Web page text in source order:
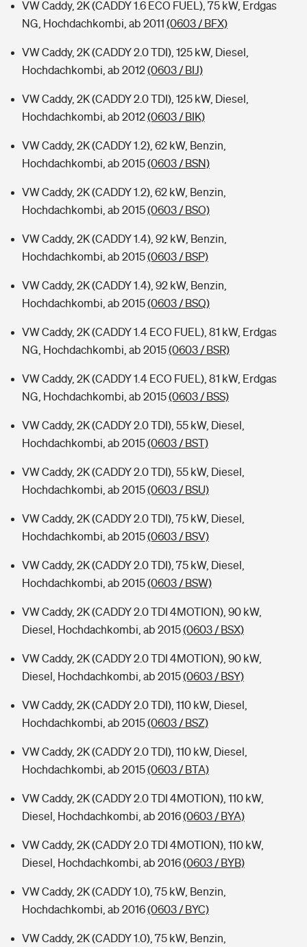
VW Caddy, 2K (CADDY 1.6 ECO FUEL), 75 kW, Erdgas
NG, Hochdachkombi, ab 2011 (0603 / BFX)
VW Caddy, 2K (CADDY 2.0 TDI), 125 kW, Diesel,
Hochdachkombi, ab 2012(0603 / BIJ)
VW Caddy, 2K (CADDY 2.0 TDI), 125 kW, Diesel,
Hochdachkombi, ab 2012(0603 / BIK)
VW Caddy, 2K (CADDY 1.2), 62 kW, Benzin,
Hochdachkombi, ab 2015(0603 / BSN)
VW Caddy, 2K (CADDY 1.2), 62 kW, Benzin,
Hochdachkombi, ab 2015(0603 / BSO)
VW Caddy, 2K (CADDY 1.4), 92 kW, Benzin,
Hochdachkombi, ab 2015(0603 / BSP)
VW Caddy, 2K (CADDY 1.4), 92 kW, Benzin,
Hochdachkombi, ab 2015(0603 / BSQ)
VW Caddy, 2K (CADDY 1.4 ECO FUEL), 81 kW, Erdgas
NG, Hochdachkombi, ab 2015(0603 / BSR)
VW Caddy, 2K (CADDY 1.4 ECO FUEL), 81 kW, Erdgas
NG, Hochdachkombi, ab 2015(0603 / BSS)
VW Caddy, 2K (CADDY 2.0 TDI), 55 kW, Diesel,
Hochdachkombi, ab 2015(0603 / BST)
VW Caddy, 2K (CADDY 2.0 TDI), 55 kW, Diesel,
Hochdachkombi, ab 2015(0603 / BSU)
VW Caddy, 2K (CADDY 2.0 TDI), 75 kW, Diesel,
Hochdachkombi, ab 2015(0603 / BSV)
VW Caddy, 2K (CADDY 2.0 TDI), 75 kW, Diesel,
Hochdachkombi, ab 2015(0603 / BSW)
VW Caddy, 2K (CADDY 2.0 TDI 4MOTION), 90 kW,
Diesel, Hochdachkombi, ab 2015(0603 / BSX)
VW Caddy, 2K (CADDY 2.0 TDI 4MOTION), 90 kW,
Diesel, Hochdachkombi, ab 2015(0603 / BSY)
VW Caddy, 2K (CADDY 2.0 TDI), 110 kW, Diesel,
Hochdachkombi, ab 2015(0603 / BSZ)
VW Caddy, 2K (CADDY 2.0 TDI), 110 kW, Diesel,
Hochdachkombi, ab 2015(0603 / BTA)
VW Caddy, 2K (CADDY 2.0 TDI 4MOTION), 110 kW,
Diesel, Hochdachkombi, ab 2016(0603 / BYA)
VW Caddy, 2K (CADDY 2.0 TDI 4MOTION), 110 kW,
Diesel, Hochdachkombi, ab 2016(0603 / BYB)
VW Caddy, 2K (CADDY 1.0), 75 kW, Benzin,
Hochdachkombi, ab 2016(0603 / BYC)
VW Caddy, 2K (CADDY 1.0), 75 kW, Benzin,